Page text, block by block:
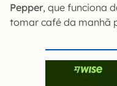
Pepper, que funciona
tomar café da manhã